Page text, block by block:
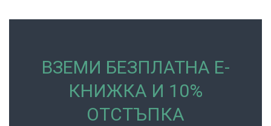
ВЗЕМИ БЕЗПЛАТНА Е-
КНИЖКА И 10%
ОТСТЪПКА